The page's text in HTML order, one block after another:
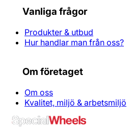
Vanliga frågor
Produkter & utbud
Hur handlar man från oss?
Om företaget
Om oss
Kvalitet, miljö & arbetsmiljö